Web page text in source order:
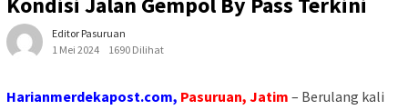
Editor Pasuruan
1 Mei 2024
1690 Dilihat
Harianmerdekapost.com, Pasuruan, Jatim – Berulang kali